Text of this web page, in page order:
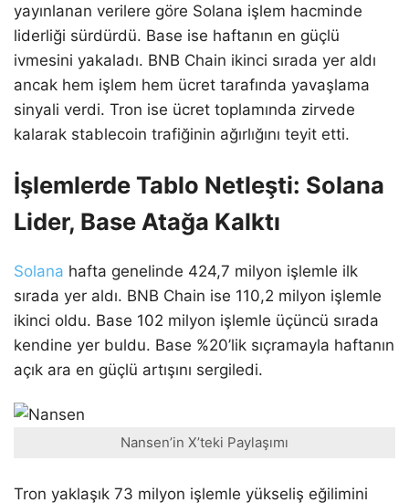
yayınlanan verilere göre Solana işlem hacminde
liderliği sürdürdü. Base ise haftanın en güçlü
ivmesini yakaladı. BNB Chain ikinci sırada yer aldı
ancak hem işlem hem ücret tarafında yavaşlama
sinyali verdi. Tron ise ücret toplamında zirvede
kalarak stablecoin trafiğinin ağırlığını teyit etti.
İşlemlerde Tablo Netleşti: Solana
Lider, Base Atağa Kalktı
Solana hafta genelinde 424,7 milyon işlemle ilk
sırada yer aldı. BNB Chain ise 110,2 milyon işlemle
ikinci oldu. Base 102 milyon işlemle üçüncü sırada
kendine yer buldu. Base %20’lik sıçramayla haftanın
açık ara en güçlü artışını sergiledi.
Nansen’in X’teki Paylaşımı
Tron yaklaşık 73 milyon işlemle yükseliş eğilimini